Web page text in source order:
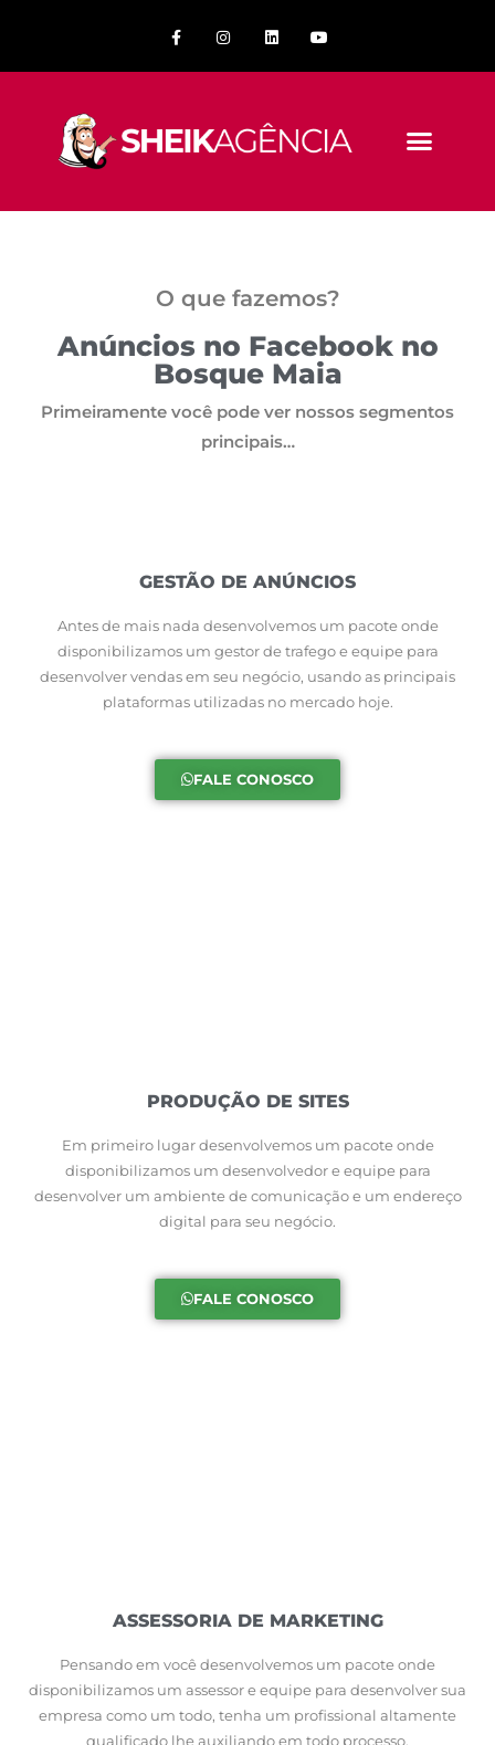
O que fazemos?
Anúncios no Facebook no
Bosque Maia
Primeiramente você pode ver nossos segmentos
principais…
GESTÃO DE ANÚNCIOS
Antes de mais nada desenvolvemos um pacote onde
disponibilizamos um gestor de trafego e equipe para
desenvolver vendas em seu negócio, usando as principais
plataformas utilizadas no mercado hoje.
FALE CONOSCO
PRODUÇÃO DE SITES
Em primeiro lugar desenvolvemos um pacote onde
disponibilizamos um desenvolvedor e equipe para
desenvolver um ambiente de comunicação e um endereço
digital para seu negócio.
FALE CONOSCO
ASSESSORIA DE MARKETING
Pensando em você desenvolvemos um pacote onde
disponibilizamos um assessor e equipe para desenvolver sua
empresa como um todo, tenha um profissional altamente
qualificado lhe auxiliando em todo processo.